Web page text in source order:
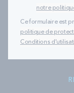
notre
Ce formulaire est
politique de
Conditions